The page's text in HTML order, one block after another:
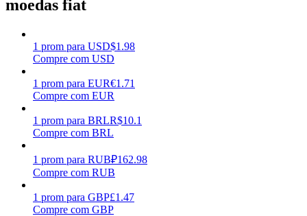
Ganhar
Ganhe recompensas competitivas diariamente
moedas fiat
1 prom para USD$1.98
Compre com USD
1 prom para EUR€1.71
Compre com EUR
1 prom para BRLR$10.1
Compre com BRL
1 prom para RUB₽162.98
Compre com RUB
1 prom para GBP£1.47
Compre com GBP